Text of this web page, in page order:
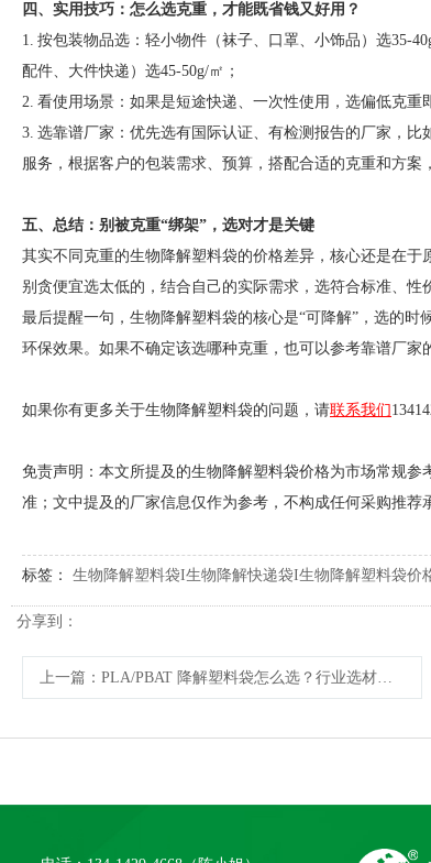
四、实用技巧：怎么选克重，才能既省钱又好用？
1. 按包装物品选：轻小物件（袜子、口罩、小饰品）选35-
配件、大件快递）选45-50g/㎡；
2. 看使用场景：如果是短途快递、一次性使用，选偏低克
3. 选靠谱厂家：优先选有国际认证、有检测报告的厂家，
服务，根据客户的包装需求、预算，搭配合适的克重和方案
五、总结：别被克重“绑架”，选对才是关键
其实不同克重的生物降解塑料袋的价格差异，核心还是在
别贪便宜选太低的，结合自己的实际需求，选符合标准、性
最后提醒一句，生物降解塑料袋的核心是“可降解”，选的
环保效果。如果不确定该选哪种克重，也可以参考靠谱厂家
如果你有更多关于生物降解塑料袋的问题，请联系我们
免责声明：本文所提及的生物降解塑料袋价格为市场常规
准；文中提及的厂家信息仅作为参考，不构成任何采购推荐
标签： 生物降解塑料袋I生物降解快递袋I生物降解塑料袋
分享到：
上一篇 ：PLA/PBAT 降解塑料袋怎么选？行业选材标准与工厂参考